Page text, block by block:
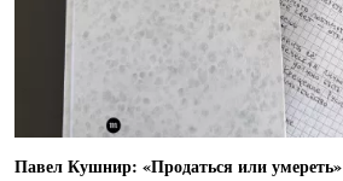
Павел Кушнир: «Продаться или умереть»